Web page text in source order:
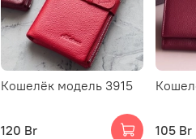
Кошелёк модель 3915
120 Br 105 Br